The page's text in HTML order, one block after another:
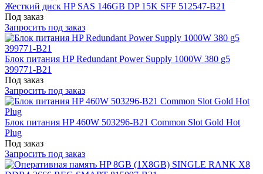
Жесткий диск HP SAS 146GB DP 15K SFF 512547-B21
Под заказ
Запросить под заказ
Блок питания HP Redundant Power Supply 1000W 380 g5
399771-B21
Под заказ
Запросить под заказ
Блок питания HP 460W 503296-B21 Common Slot Gold Hot
Plug
Под заказ
Запросить под заказ